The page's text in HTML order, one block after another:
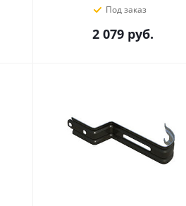
Под заказ
2 079 руб.